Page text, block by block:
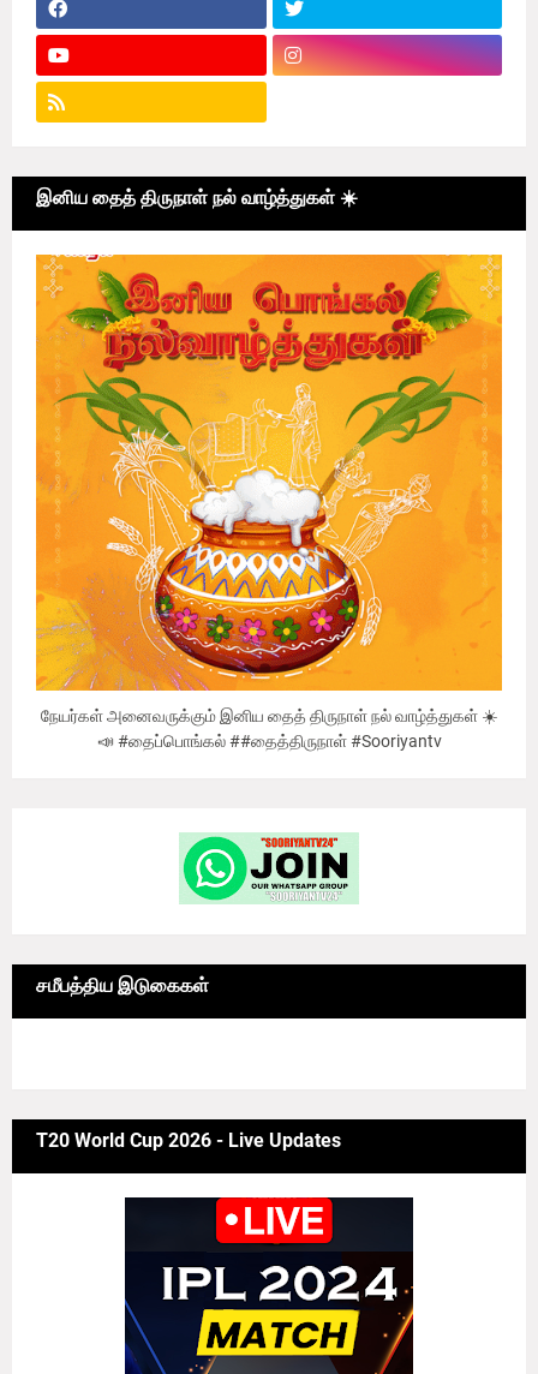
இனிய தைத் திருநாள் நல் வாழ்த்துகள் ☀️
நேயர்கள் அனைவருக்கும் இனிய தைத் திருநாள் நல் வாழ்த்துகள் ☀️
📣 #தைப்பொங்கல் ##தைத்திருநாள் #Sooriyantv
சமீபத்திய இடுகைகள்
T20 World Cup 2026 - Live Updates